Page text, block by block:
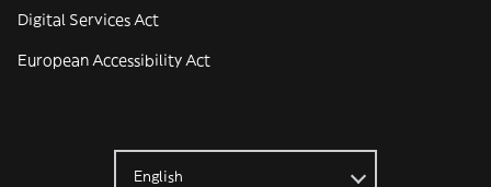
Digital Services Act
European Accessibility Act